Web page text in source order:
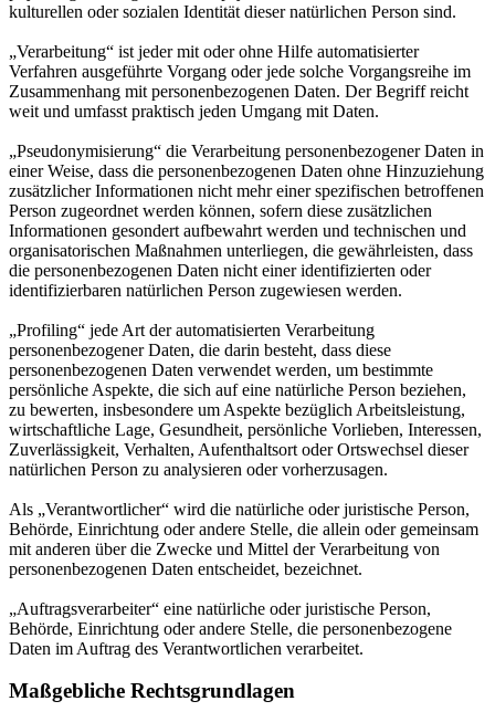
kulturellen oder sozialen Identität dieser natürlichen Person sind.
„Verarbeitung“ ist jeder mit oder ohne Hilfe automatisierter
Verfahren ausgeführte Vorgang oder jede solche Vorgangsreihe im
Zusammenhang mit personenbezogenen Daten. Der Begriff reicht
weit und umfasst praktisch jeden Umgang mit Daten.
„Pseudonymisierung“ die Verarbeitung personenbezogener Daten in
einer Weise, dass die personenbezogenen Daten ohne Hinzuziehung
zusätzlicher Informationen nicht mehr einer spezifischen betroffenen
Person zugeordnet werden können, sofern diese zusätzlichen
Informationen gesondert aufbewahrt werden und technischen und
organisatorischen Maßnahmen unterliegen, die gewährleisten, dass
die personenbezogenen Daten nicht einer identifizierten oder
identifizierbaren natürlichen Person zugewiesen werden.
„Profiling“ jede Art der automatisierten Verarbeitung
personenbezogener Daten, die darin besteht, dass diese
personenbezogenen Daten verwendet werden, um bestimmte
persönliche Aspekte, die sich auf eine natürliche Person beziehen,
zu bewerten, insbesondere um Aspekte bezüglich Arbeitsleistung,
wirtschaftliche Lage, Gesundheit, persönliche Vorlieben, Interessen,
Zuverlässigkeit, Verhalten, Aufenthaltsort oder Ortswechsel dieser
natürlichen Person zu analysieren oder vorherzusagen.
Als „Verantwortlicher“ wird die natürliche oder juristische Person,
Behörde, Einrichtung oder andere Stelle, die allein oder gemeinsam
mit anderen über die Zwecke und Mittel der Verarbeitung von
personenbezogenen Daten entscheidet, bezeichnet.
„Auftragsverarbeiter“ eine natürliche oder juristische Person,
Behörde, Einrichtung oder andere Stelle, die personenbezogene
Daten im Auftrag des Verantwortlichen verarbeitet.
Maßgebliche Rechtsgrundlagen